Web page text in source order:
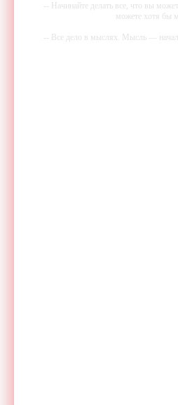
-- Начинайте делать все, что вы
можете хотя бы
-- Все дело в мыслях. Мысль —